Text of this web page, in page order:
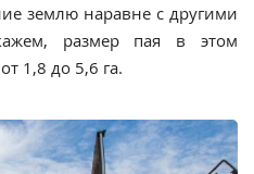
землю наравне с другими
размер пая в этом
1,8 до 5,6 га.